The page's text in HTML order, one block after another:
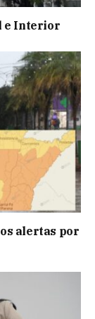
e Interior
alertas por